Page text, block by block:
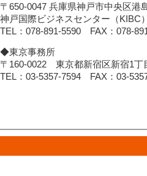
〒650-0047 兵庫県神戸市中央区港
神戸国際ビジネスセンター（KIBC
TEL：078-891-5590 FAX：078-
◆東京事務所
〒160-0022 東京都新宿区新宿1
TEL：03-5357-7594 FAX：03-